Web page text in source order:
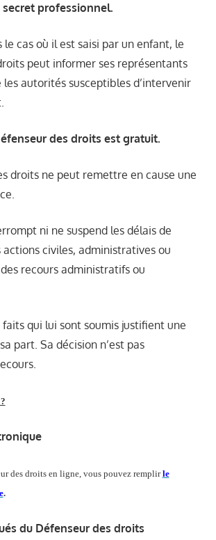
professionnel.
le cas où il est saisi par un enfant, le
peut informer ses représentants
les autorités susceptibles d’intervenir
des droits est gratuit.
droits ne peut remettre en cause une
ni ne suspend les délais de
civiles, administratives ou
recours administratifs ou
faits qui lui sont soumis justifient une
part. Sa décision n’est pas
des droits en ligne, vous pouvez remplirle
.
du Défenseur des droits